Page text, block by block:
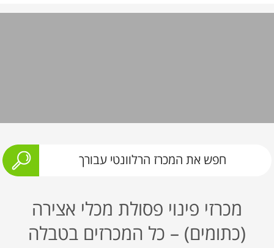
מכרזי פינוי פסולת מכלי אצירה
(כתומים) – כל המכרזים בטבלה